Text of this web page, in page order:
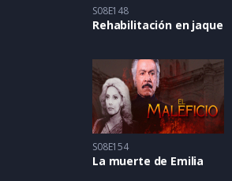
S08E148
Rehabilitación en jaque
S08E154
La muerte de Emilia